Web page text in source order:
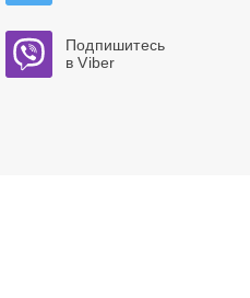
Подпишитесь
в Viber